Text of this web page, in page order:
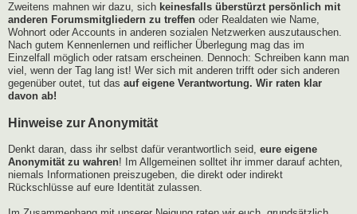
Zweitens mahnen wir dazu, sich keinesfalls überstürzt persönlich mit
anderen Forumsmitgliedern zu treffen oder Realdaten wie Name,
Wohnort oder Accounts in anderen sozialen Netzwerken auszutauschen.
Nach gutem Kennenlernen und reiflicher Überlegung mag das im
Einzelfall möglich oder ratsam erscheinen. Dennoch: Schreiben kann man
viel, wenn der Tag lang ist! Wer sich mit anderen trifft oder sich anderen
gegenüber outet, tut das auf eigene Verantwortung. Wir raten klar
davon ab!
Hinweise zur Anonymität
Denkt daran, dass ihr selbst dafür verantwortlich seid, eure eigene
Anonymität zu wahren! Im Allgemeinen solltet ihr immer darauf achten,
niemals Informationen preiszugeben, die direkt oder indirekt
Rückschlüsse auf eure Identität zulassen.